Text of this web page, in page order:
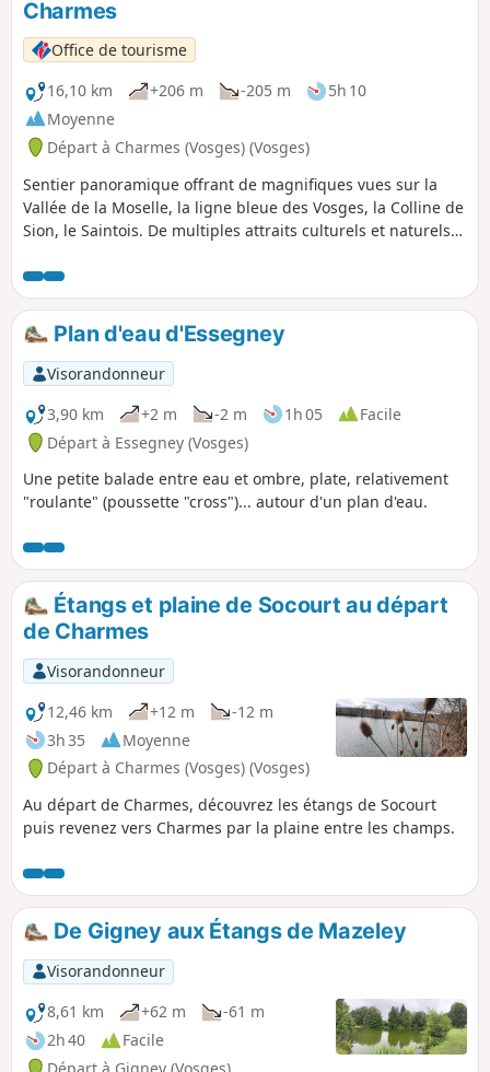
Charmes
Office de tourisme
16,10 km
+206 m -205 m
5h 10
Moyenne
Départ à Charmes (Vosges) (Vosges)
Sentier panoramique offrant de magnifiques vues sur la
Vallée de la Moselle, la ligne bleue des Vosges, la Colline de
Sion, le Saintois. De multiples attraits culturels et naturels
canal de l'Est, étangs et Moselle.
Plan d'eau d'Essegney
Visorandonneur
3,90 km
+2 m -2 m 1h 05
Facile
Départ à Essegney (Vosges)
Une petite balade entre eau et ombre, plate, relativement
"roulante" (poussette "cross")... autour d'un plan d'eau.
Étangs et plaine de Socourt au départ
de Charmes
Visorandonneur
12,46 km
+12 m
-12 m
3h 35
Moyenne
Départ à Charmes (Vosges) (Vosges)
Au départ de Charmes, découvrez les étangs de Socourt
puis revenez vers Charmes par la plaine entre les champs.
De Gigney aux Étangs de Mazeley
Visorandonneur
8,61 km
+62 m
-61 m
2h 40
Facile